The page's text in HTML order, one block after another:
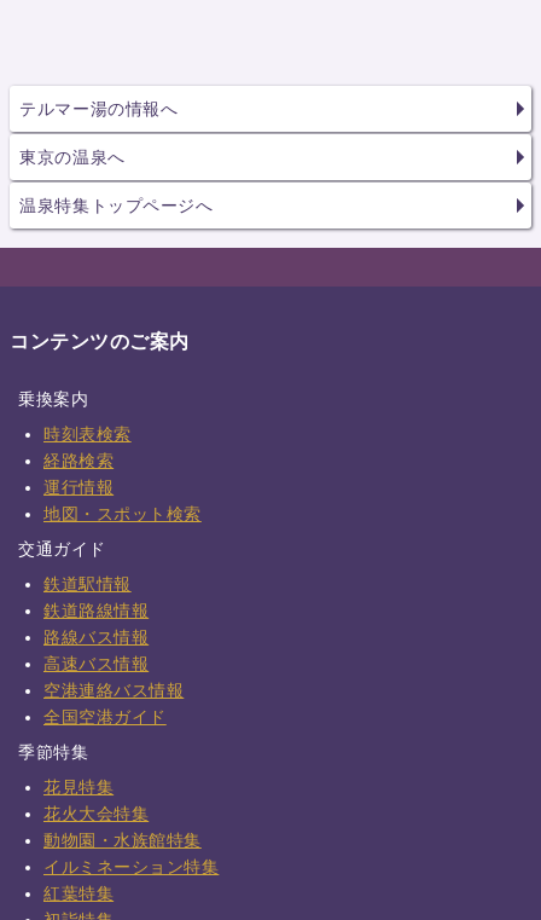
テルマー湯の情報へ
東京の温泉へ
温泉特集トップページへ
コンテンツのご案内
乗換案内
時刻表検索
経路検索
運行情報
地図・スポット検索
交通ガイド
鉄道駅情報
鉄道路線情報
路線バス情報
高速バス情報
空港連絡バス情報
全国空港ガイド
季節特集
花見特集
花火大会特集
動物園・水族館特集
イルミネーション特集
紅葉特集